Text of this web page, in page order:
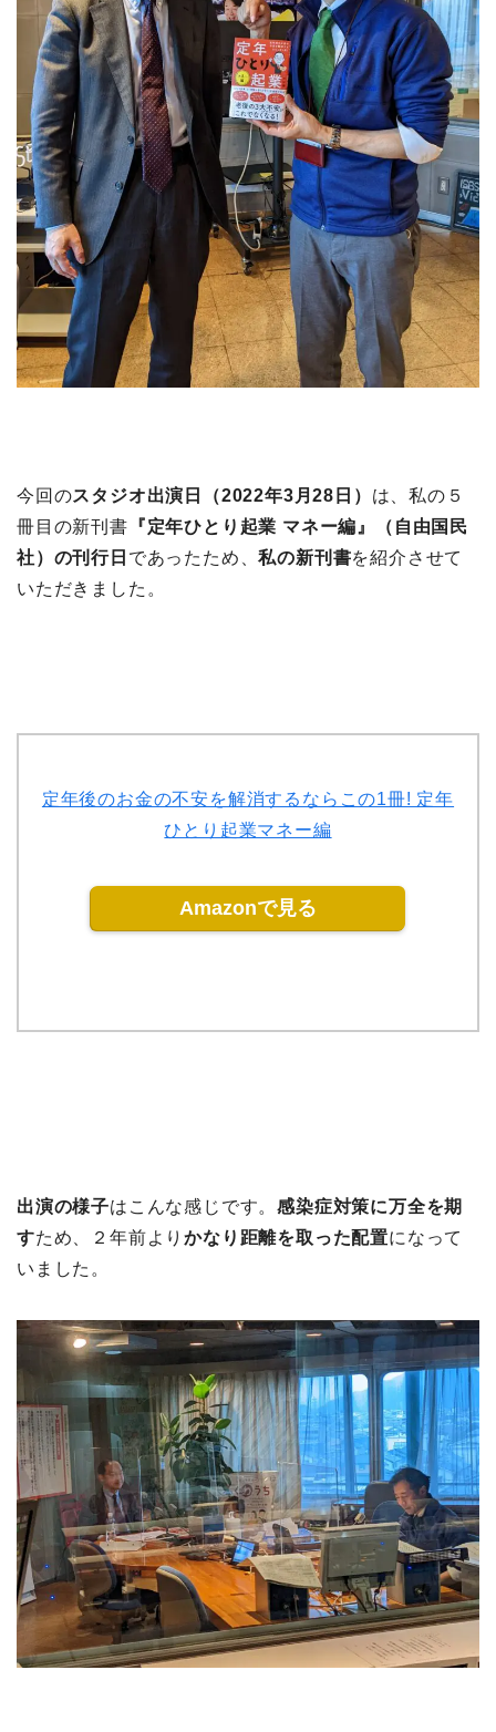
今回のスタジオ出演日（2022年3月28日） は、私の５
冊目の新刊書 『定年ひとり起業 マネー編』（自由国民
社）の刊行日 であったため、私の新刊書を紹介させて
いただきました。
定年後のお金の不安を解消するならこの1冊! 定年
ひとり起業マネー編
Amazonで見る
出演の様子はこんな感じです。感染症対策に万全を期
すため、２年前よりかなり距離を取った配置になって
いました。